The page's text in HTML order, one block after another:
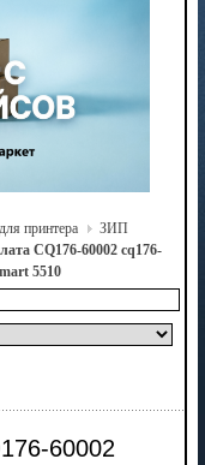
принтера
ЗИП
CQ176-60002 cq176-
5510
60002